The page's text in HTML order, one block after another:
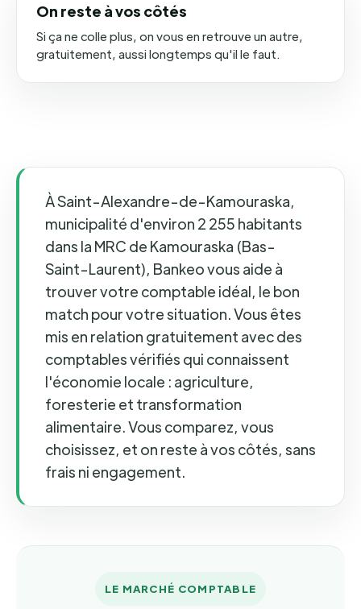
On reste à vos côtés
Si ça ne colle plus, on vous en retrouve un autre,
gratuitement, aussi longtemps qu'il le faut.
À Saint-Alexandre-de-Kamouraska,
municipalité d'environ 2 255 habitants
dans la MRC de Kamouraska (Bas-
Saint-Laurent), Bankeo vous aide à
trouver votre comptable idéal, le bon
match pour votre situation. Vous êtes
mis en relation gratuitement avec des
comptables vérifiés qui connaissent
l'économie locale : agriculture,
foresterie et transformation
alimentaire. Vous comparez, vous
choisissez, et on reste à vos côtés, sans
frais ni engagement.
LE MARCHÉ COMPTABLE